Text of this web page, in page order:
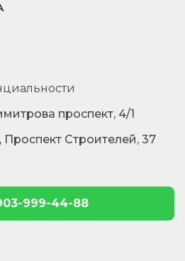
проспект, 4/1
Проспект Строителей, 37
999-44-88